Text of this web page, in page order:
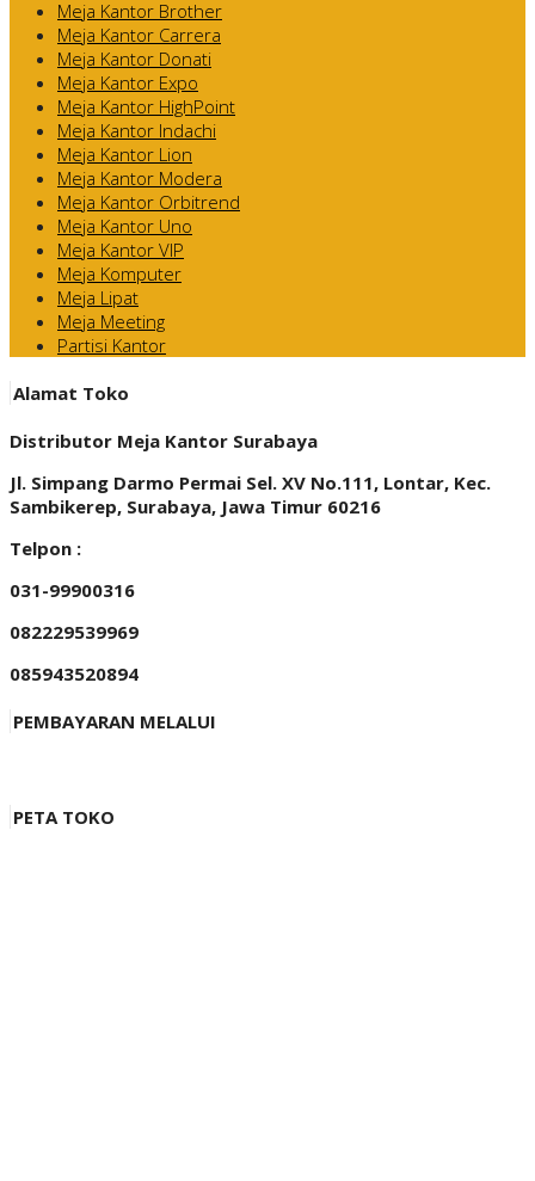
Meja Kantor Brother
Meja Kantor Carrera
Meja Kantor Donati
Meja Kantor Expo
Meja Kantor HighPoint
Meja Kantor Indachi
Meja Kantor Lion
Meja Kantor Modera
Meja Kantor Orbitrend
Meja Kantor Uno
Meja Kantor VIP
Meja Komputer
Meja Lipat
Meja Meeting
Partisi Kantor
Alamat Toko
Distributor Meja Kantor Surabaya
Jl. Simpang Darmo Permai Sel. XV No.111, Lontar, Kec.
Sambikerep, Surabaya, Jawa Timur 60216
Telpon :
031-99900316
082229539969
085943520894
PEMBAYARAN MELALUI
PETA TOKO